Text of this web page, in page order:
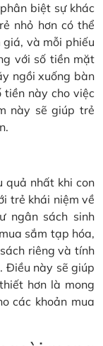
biệt sự khác
nhỏ hơn có thể
và mỗi phiếu
với số tiền mặt
ngồi xuống bàn
tiền này cho việc
này sẽ giúp trẻ
quả nhất khi con
trẻ khái niệm về
ngân sách sinh
sắm tạp hóa,
riêng và tính
Điều này sẽ giúp
hơn là mong
các khoản mua